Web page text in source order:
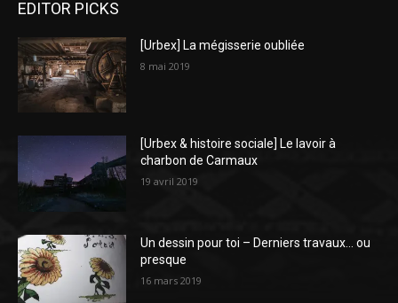
EDITOR PICKS
[Urbex] La mégisserie oubliée
8 mai 2019
[Urbex & histoire sociale] Le lavoir à
charbon de Carmaux
19 avril 2019
Un dessin pour toi – Derniers travaux… ou
presque
16 mars 2019